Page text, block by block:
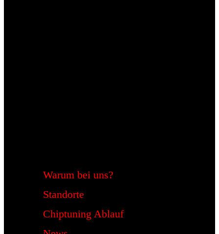
Warum bei uns?
Standorte
Chiptuning Ablauf